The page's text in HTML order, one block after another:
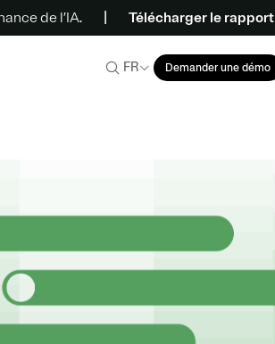
de l’IA. Télécharger le rapport
FR Demander une démo